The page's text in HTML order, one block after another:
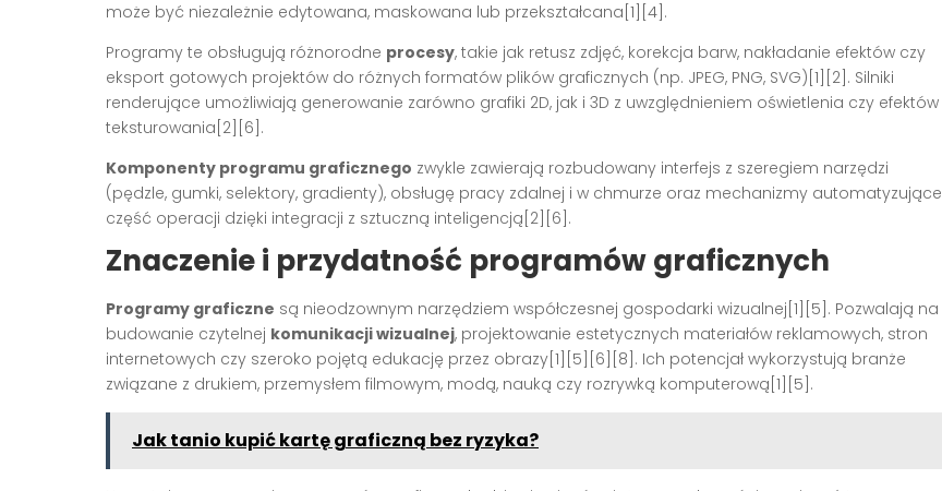
może być niezależnie edytowana, maskowana lub przekształcana[1][4].
Programy te obsługują różnorodne procesy, takie jak retusz zdjęć, korekcja barw, nakładanie efektów czy
eksport gotowych projektów do różnych formatów plików graficznych (np. JPEG, PNG, SVG)[1][2]. Silniki
renderujące umożliwiają generowanie zarówno grafiki 2D, jak i 3D z uwzględnieniem oświetlenia czy efektów
teksturowania[2][6].
Komponenty programu graficznego zwykle zawierają rozbudowany interfejs z szeregiem narzędzi
(pędzle, gumki, selektory, gradienty), obsługę pracy zdalnej i w chmurze oraz mechanizmy automatyzujące
część operacji dzięki integracji z sztuczną inteligencją[2][6].
Znaczenie i przydatność programów graficznych
Programy graficzne są nieodzownym narzędziem współczesnej gospodarki wizualnej[1][5]. Pozwalają na
budowanie czytelnej komunikacji wizualnej, projektowanie estetycznych materiałów reklamowych, stron
internetowych czy szeroko pojętą edukację przez obrazy[1][5][6][8]. Ich potencjał wykorzystują branże
związane z drukiem, przemysłem filmowym, modą, nauką czy rozrywką komputerową[1][5].
Jak tanio kupić kartę graficzną bez ryzyka?